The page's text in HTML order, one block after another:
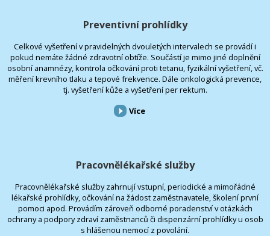
Preventivní prohlídky
Celkové vyšetření v pravidelných dvouletých intervalech se provádí i
pokud nemáte žádné zdravotní obtíže. Součástí je mimo jiné doplnění
osobní anamnézy, kontrola očkování proti tetanu, fyzikální vyšetření, vč.
měření krevního tlaku a tepové frekvence. Dále onkologická prevence,
tj. vyšetření kůže a vyšetření per rektum.
Více
Pracovnělékařské služby
Pracovnělékařské služby zahrnují vstupní, periodické a mimořádné
lékařské prohlídky, očkování na žádost zaměstnavatele, školení první
pomoci apod. Provádím zároveň odborné poradenství v otázkách
ochrany a podpory zdraví zaměstnanců či dispenzární prohlídky u osob
s hlášenou nemocí z povolání.